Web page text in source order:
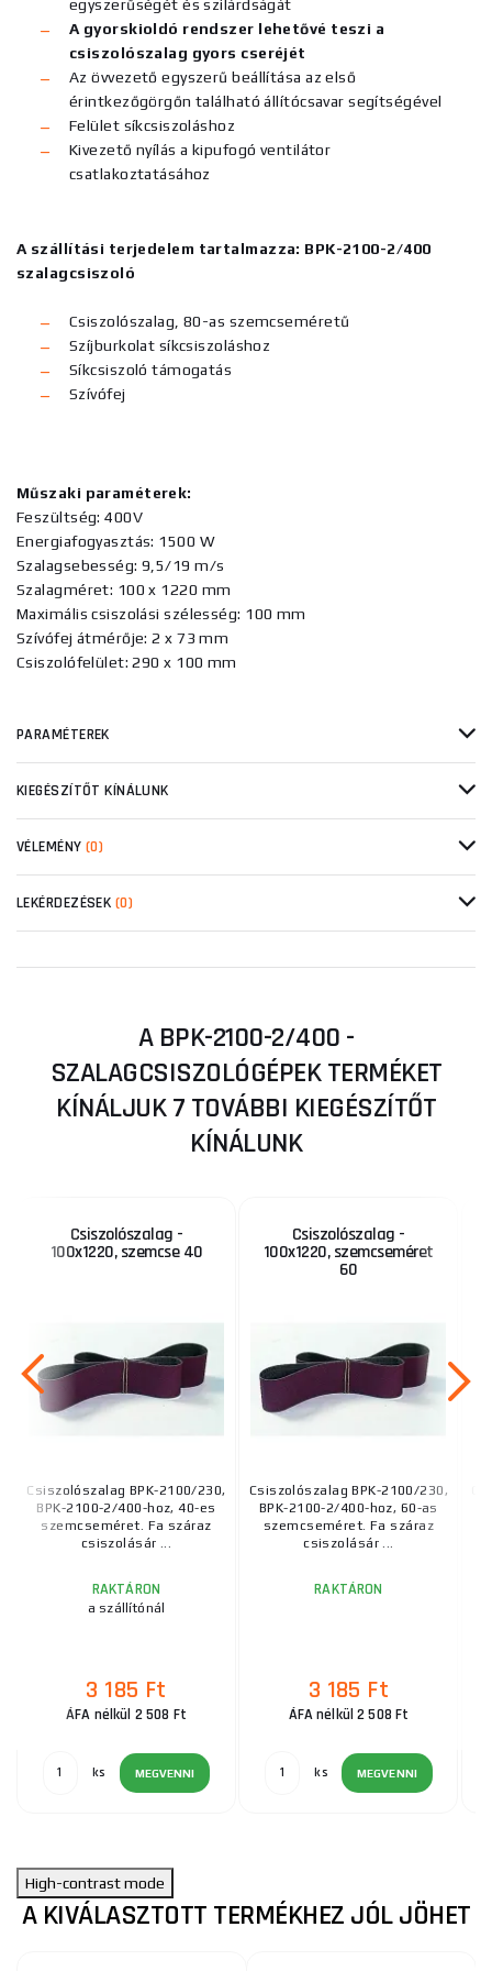
egyszerűségét és szilárdságát
A gyorskioldó rendszer lehetővé teszi a
csiszolószalag gyors cseréjét
Az övvezető egyszerű beállítása az első
érintkezőgörgőn található állítócsavar segítségével
Felület síkcsiszoláshoz
Kivezető nyílás a kipufogó ventilátor
csatlakoztatásához
A szállítási terjedelem tartalmazza: BPK-2100-2/400
szalagcsiszoló
Csiszolószalag, 80-as szemcseméretű
Szíjburkolat síkcsiszoláshoz
Síkcsiszoló támogatás
Szívófej
Műszaki paraméterek:
Feszültség: 400V
Energiafogyasztás: 1500 W
Szalagsebesség: 9,5/19 m/s
Szalagméret: 100 x 1220 mm
Maximális csiszolási szélesség: 100 mm
Szívófej átmérője: 2 x 73 mm
Csiszolófelület: 290 x 100 mm
PARAMÉTEREK
KIEGÉSZÍTŐT KÍNÁLUNK
VÉLEMÉNY (0)
LEKÉRDEZÉSEK (0)
A BPK-2100-2/400 -
SZALAGCSISZOLÓGÉPEK TERMÉKET
KÍNÁLJUK 7 TOVÁBBI KIEGÉSZÍTŐT
KÍNÁLUNK
Csiszolószalag -
100x1220, szemcse 40
Csiszolószalag BPK-2100/230,
BPK-2100-2/400-hoz, 40-es
szemcseméret. Fa száraz
csiszolásár ...
RAKTÁRON
a szállítónál
3 185 Ft
ÁFA nélkül 2 508 Ft
ks MEGVENNI
Csiszolószalag -
100x1220, szemcseméret
60
Csiszolószalag BPK-2100/230,
BPK-2100-2/400-hoz, 60-as
szemcseméret. Fa száraz
csiszolásár ...
RAKTÁRON
3 185 Ft
ÁFA nélkül 2 508 Ft
ks MEGVENNI
High-contrast mode
A KIVÁLASZTOTT TERMÉKHEZ JÓL JÖHET